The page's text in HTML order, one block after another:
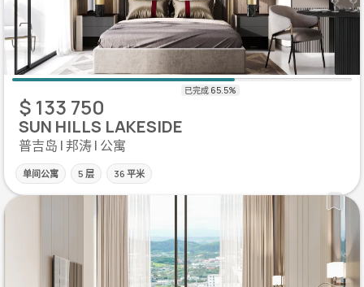
$ 133 750
SUN HILLS LAKESIDE
普吉岛 | 邦涛 | 公寓
单间公寓 5 层 36 平米